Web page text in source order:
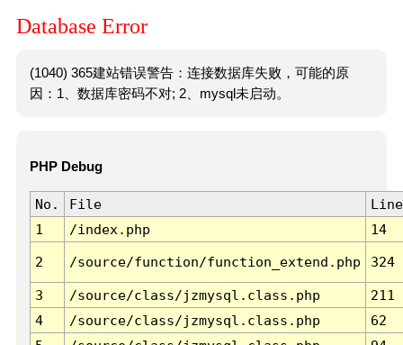
Database Error
(1040) 365建站错误警告：连接数据库失败，可能的原
因：1、数据库密码不对; 2、mysql未启动。
PHP Debug
No. File
Line
1
/index.php 14
2 /source/function/function_extend.php 324
3 /source/class/jzmysql.class.php
211
4
/source/class/jzmysql.class.php
62